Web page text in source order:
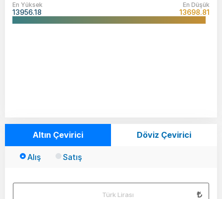
En Yüksek
13956.18
En Düşük
13698.81
Altın Çevirici Döviz Çevirici
Alış Satış
Türk Lirası